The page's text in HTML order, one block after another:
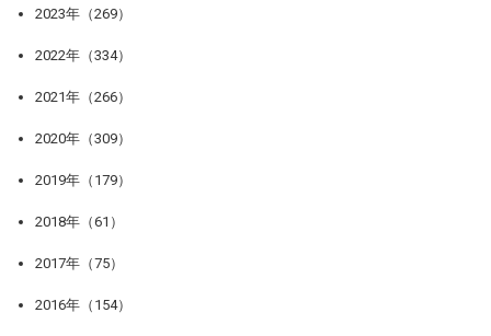
2023年（269）
2022年（334）
2021年（266）
2020年（309）
2019年（179）
2018年（61）
2017年（75）
2016年（154）